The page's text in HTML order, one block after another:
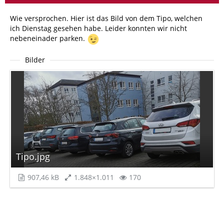
Wie versprochen. Hier ist das Bild von dem Tipo, welchen
ich Dienstag gesehen habe. Leider konnten wir nicht
nebeneinader parken.
Bilder
Tipo.jpg
907,46 kB 1.848×1.011 170